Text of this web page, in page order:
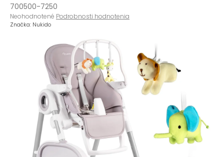
700500-7250
Priemerné
hodnotenie
hviezdičiek.
Neohodnotené Podrobnosti hodnotenia
Značka: Nukido